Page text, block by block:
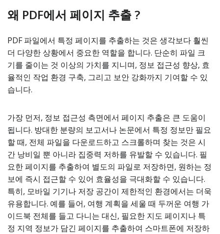
왜 PDF에서 페이지 추출 ?
PDF 파일에서 특정 페이지를 추출하는 것은 생각보다 훨씬
더 다양한 상황에서 중요한 역할을 합니다. 단순히 파일 크
기를 줄이는 것 이상의 가치를 지니며, 정보 접근성 향상, 효
율적인 작업 환경 구축, 그리고 보안 강화까지 기여할 수 있
습니다.
가장 먼저, 정보 접근성 측면에서 페이지 추출은 큰 도움이
됩니다. 방대한 분량의 보고서나 논문에서 특정 정보만 필요
할 때, 전체 파일을 다운로드하고 스크롤하며 찾는 것은 시
간 낭비일 뿐 아니라 집중력 저하를 유발할 수 있습니다. 필
요한 페이지를 추출하여 별도의 파일로 저장하면, 원하는 정
보에 즉시 접근할 수 있어 효율성을 극대화할 수 있습니다.
특히, 모바일 기기나 저장 공간이 제한적인 환경에서는 더욱
유용합니다. 예를 들어, 여행 계획을 세울 때 두꺼운 여행 가
이드북 전체를 들고 다니는 대신, 필요한 지도 페이지나 특
정 지역 정보가 담긴 페이지를 추출하여 스마트폰에 저장하